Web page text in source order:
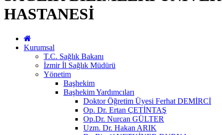
HASTANESİ
Kurumsal
T.C. Sağlık Bakanı
İzmir İl Sağlık Müdürü
Yönetim
Başhekim
Başhekim Yardımcıları
Doktor Öğretim Üyesi Ferhat DEMİRCİ
Op. Dr. Ertan ÇETİNTAŞ
Op.Dr. Nurcan GÜLTER
Uzm. Dr. Hakan ARIK